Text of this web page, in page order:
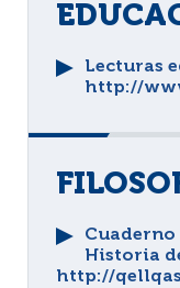
Lecturas
http://
Cuaderno
Historia
http://